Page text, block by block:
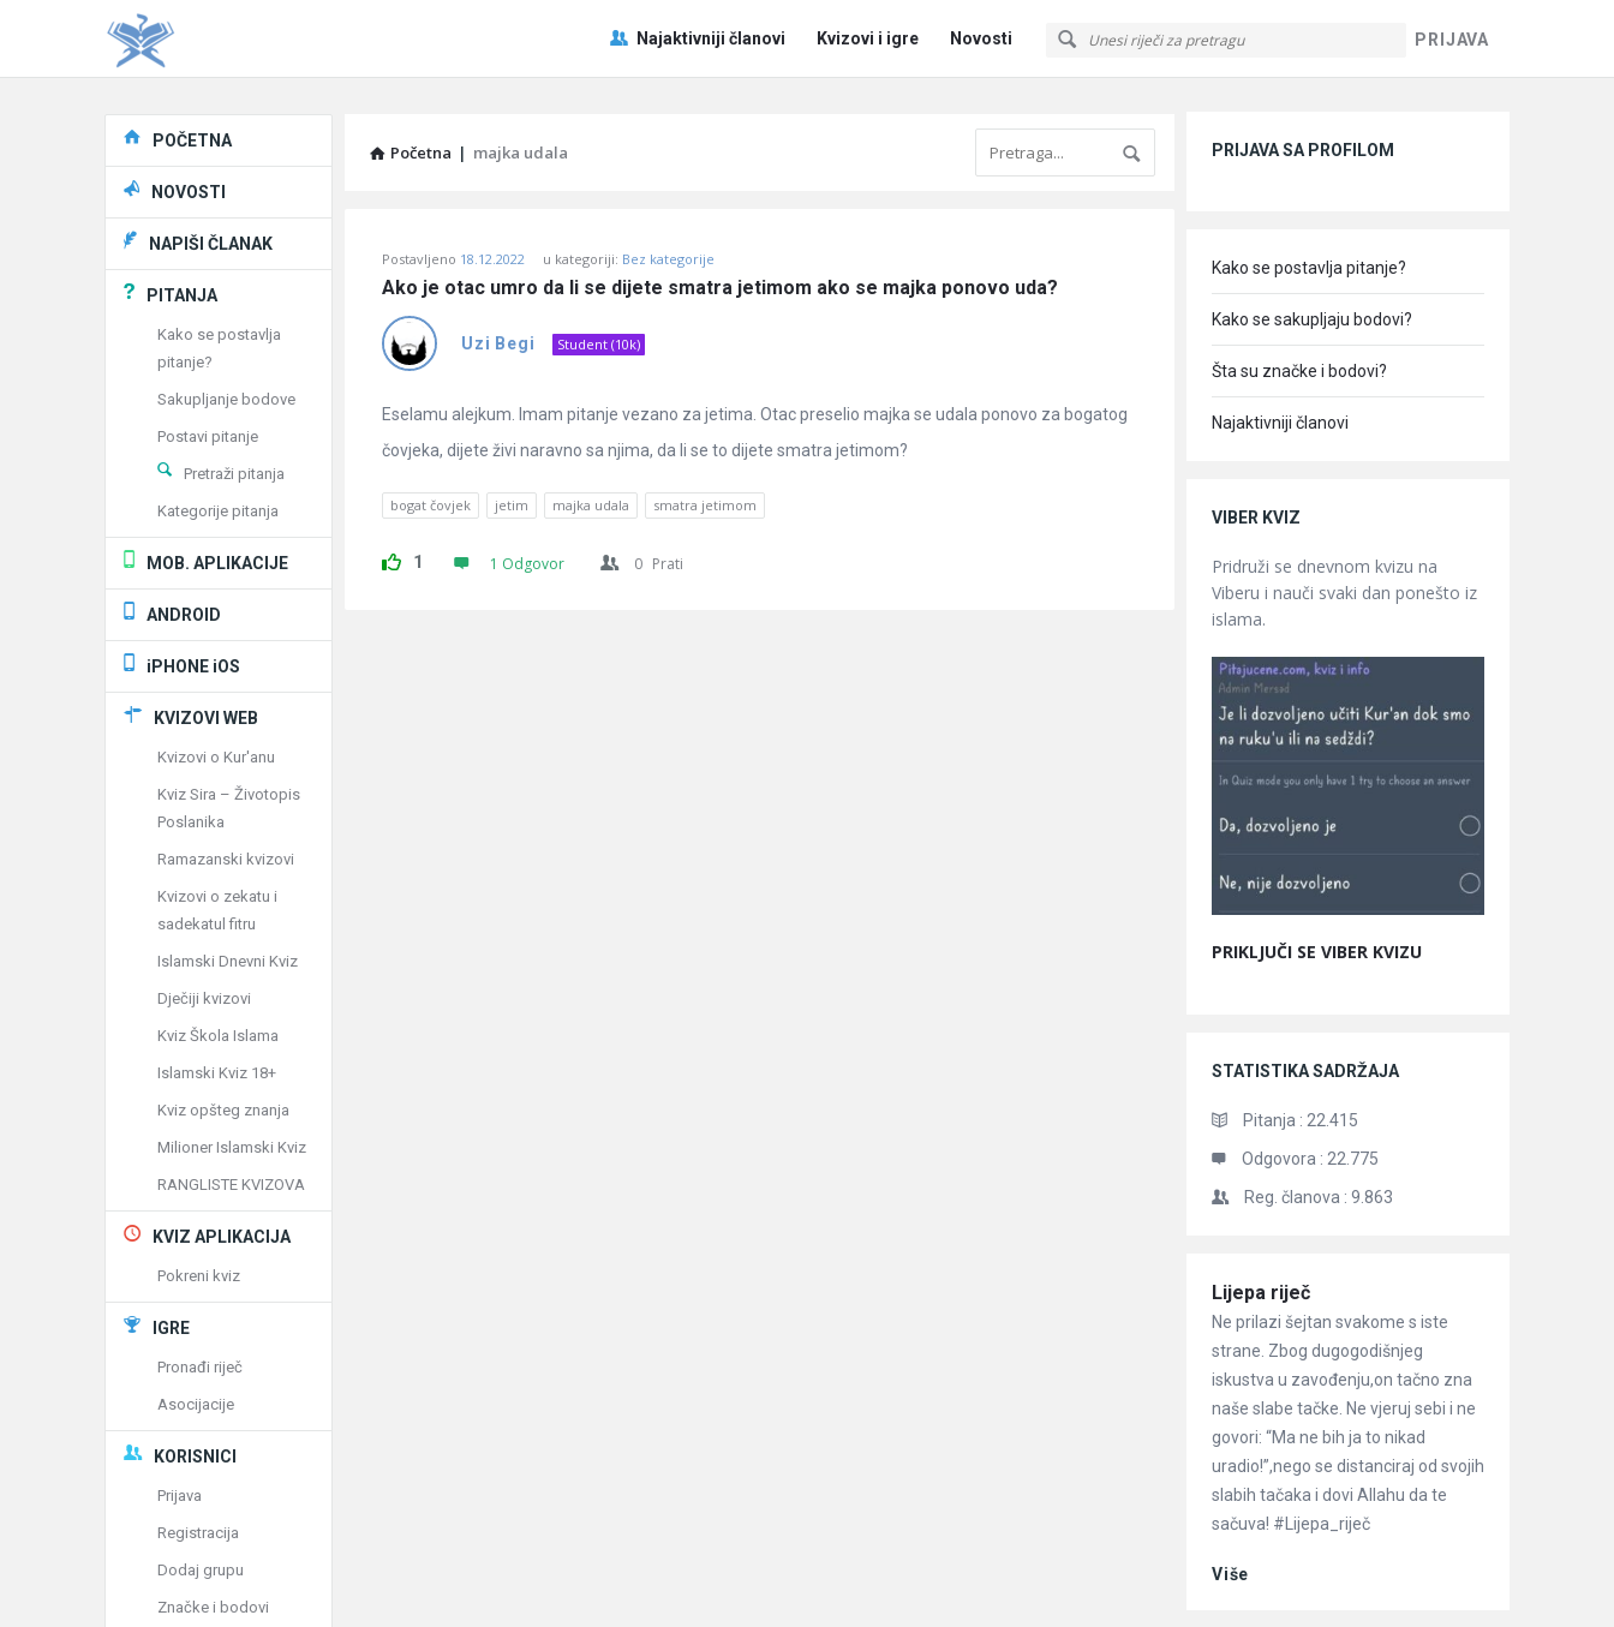
PRIJAVA
Pitaj
Učene
Najaktivniji članovi Kvizovi i igre Novosti
Početna | majka udala
Učene
Latest
Pitanja
Postavljeno 18.12.2022 u kategoriji: Bez kategorije
Ako je otac umro da li se dijete smatra jetimom ako se majka ponovo uda?
Uzi Begi Student (10k)
Eselamu alejkum. Imam pitanje vezano za jetima. Otac preselio majka se udala ponovo za bogatog
čovjeka, dijete živi naravno sa njima, da li se to dijete smatra jetimom?
bogat čovjek jetim majka udala smatra jetimom
1 1 Odgovor 0 Prati
PRIJAVA SA PROFILOM
Kako se postavlja pitanje?
Kako se sakupljaju bodovi?
Šta su značke i bodovi?
Najaktivniji članovi
VIBER KVIZ
Pridruži se dnevnom kvizu na
Viberu i nauči svaki dan ponešto iz
islama.
PRIKLJUČI SE VIBER KVIZU
STATISTIKA SADRŽAJA
Pitanja : 22.415
Odgovora : 22.775
Reg. članova : 9.863
Članci
Lijepa riječ
Ne prilazi šejtan svakome s iste
strane. Zbog dugogodišnjeg
iskustva u zavođenju,on tačno zna
naše slabe tačke. Ne vjeruj sebi i ne
govori: “Ma ne bih ja to nikad
uradio!”,nego se distanciraj od svojih
slabih tačaka i dovi Allahu da te
sačuva! #Lijepa_riječ
Više
Explore
POČETNA
NOVOSTI
NAPIŠI ČLANAK
PITANJA
Kako se postavlja
pitanje?
Sakupljanje bodove
Postavi pitanje
Pretraži pitanja
Kategorije pitanja
MOB. APLIKACIJE
ANDROID
iPHONE iOS
KVIZOVI WEB
Kvizovi o Kur'anu
Kviz Sira – Životopis
Poslanika
Ramazanski kvizovi
Kvizovi o zekatu i
sadekatul fitru
Islamski Dnevni Kviz
Dječiji kvizovi
Kviz Škola Islama
Islamski Kviz 18+
Kviz opšteg znanja
Milioner Islamski Kviz
RANGLISTE KVIZOVA
KVIZ APLIKACIJA
Pokreni kviz
IGRE
Pronađi riječ
Asocijacije
KORISNICI
Prijava
Registracija
Dodaj grupu
Značke i bodovi